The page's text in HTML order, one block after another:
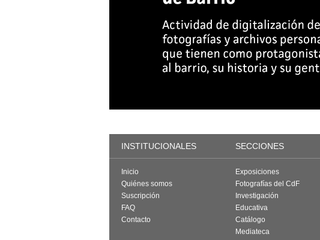
INSTITUCIONALES SECCIONES
Inicio
Quiénes somos
Suscripción
FAQ
Contacto
Exposiciones
Fotografías del CdF
Investigación
Educativa
Catálogo
Mediateca